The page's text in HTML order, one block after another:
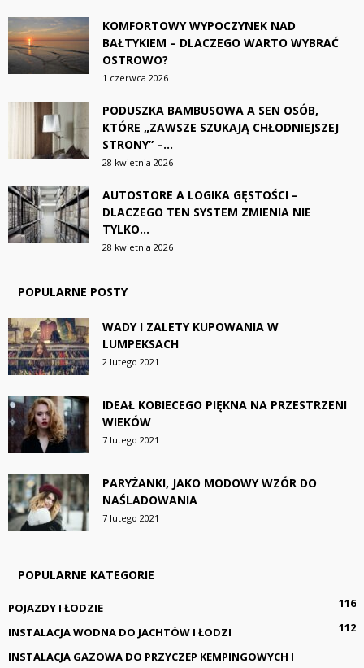
KOMFORTOWY WYPOCZYNEK NAD
BAŁTYKIEM – DLACZEGO WARTO WYBRAĆ
OSTROWO?
1 czerwca 2026
PODUSZKA BAMBUSOWA A SEN OSÓB,
KTÓRE „ZAWSZE SZUKAJĄ CHŁODNIEJSZEJ
STRONY” –...
28 kwietnia 2026
AUTOSTORE A LOGIKA GĘSTOŚCI –
DLACZEGO TEN SYSTEM ZMIENIA NIE
TYLKO...
28 kwietnia 2026
POPULARNE POSTY
WADY I ZALETY KUPOWANIA W
LUMPEKSACH
2 lutego 2021
IDEAŁ KOBIECEGO PIĘKNA NA PRZESTRZENI
WIEKÓW
7 lutego 2021
PARYŻANKI, JAKO MODOWY WZÓR DO
NAŚLADOWANIA
7 lutego 2021
POPULARNE KATEGORIE
POJAZDY I ŁODZIE
116
INSTALACJA WODNA DO JACHTÓW I ŁODZI
112
INSTALACJA GAZOWA DO PRZYCZEP KEMPINGOWYCH I